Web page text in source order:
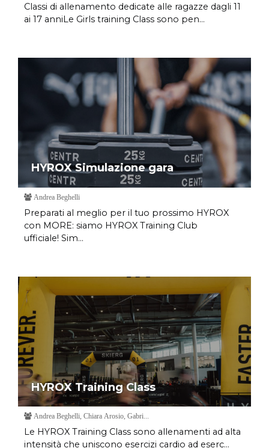
Classi di allenamento dedicate alle ragazze dagli 11
ai 17 anniLe Girls training Class sono pen...
HYROX Simulazione gara
Andrea Beghelli
Preparati al meglio per il tuo prossimo HYROX
con MORE: siamo HYROX Training Club
ufficiale! Sim...
HYROX Training Class
Andrea Beghelli, Chiara Arosio, Gabri...
Le HYROX Training Class sono allenamenti ad alta
intensità che uniscono esercizi cardio ad eserc...